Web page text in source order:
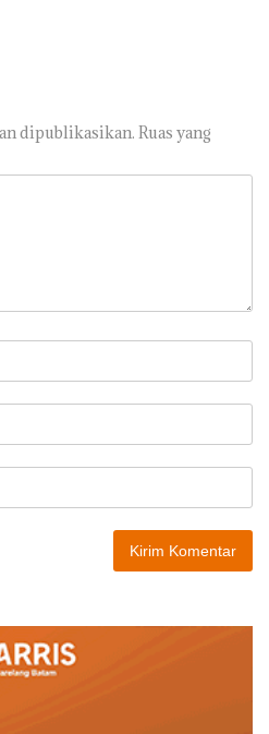
dipublikasikan. Ruas yang